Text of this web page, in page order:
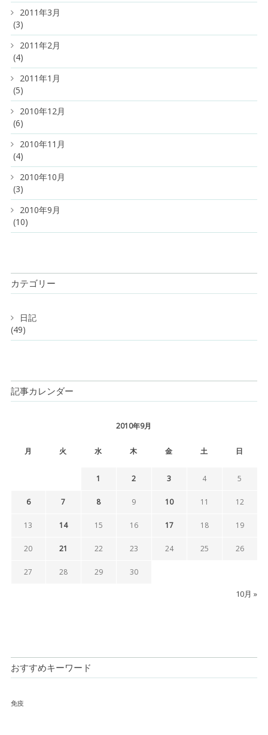
2011年3月
(3)
2011年2月
(4)
2011年1月
(5)
2010年12月
(6)
2010年11月
(4)
2010年10月
(3)
2010年9月
(10)
カテゴリー
日記
(49)
記事カレンダー
2010年9月
月 火 水 木 金 土 日
10月 »
1 2 3 4 5
6 7 8 9 10 11 12
13 14 15 16 17 18 19
20 21 22 23 24 25 26
27 28 29 30
おすすめキーワード
免疫